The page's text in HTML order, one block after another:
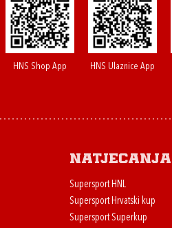
HNS Shop App HNS Ulaznice App
Natjecanja
Supersport HNL
Supersport Hrvatski kup
Supersport Superkup